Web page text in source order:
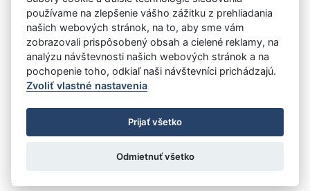
Návrat späť
Vystavil:Obec Hrabušice
Úrad vlády SR
- Všetky práva vyhradené
Prehlásenie o prístupnosti
Zmluvy do 31.12.2010
Nastavenia cookies
: Aglo Solutions
používame na zlepšenie vášho zážitku z prehliadania
našich webových stránok, na to, aby sme vám
zobrazovali prispôsobený obsah a cielené reklamy, na
analýzu návštevnosti našich webových stránok a na
pochopenie toho, odkiaľ naši návštevníci prichádzajú.
Zvoliť vlastné nastavenia
Prijať všetko
Odmietnuť všetko